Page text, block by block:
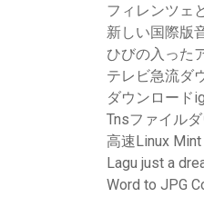
フィレンツェ
新しい国際版
ひびの入った
テレビ急流ダ
ダウンロード
Tnsファイル
高速Linux
Lagu just a
Word to JPG